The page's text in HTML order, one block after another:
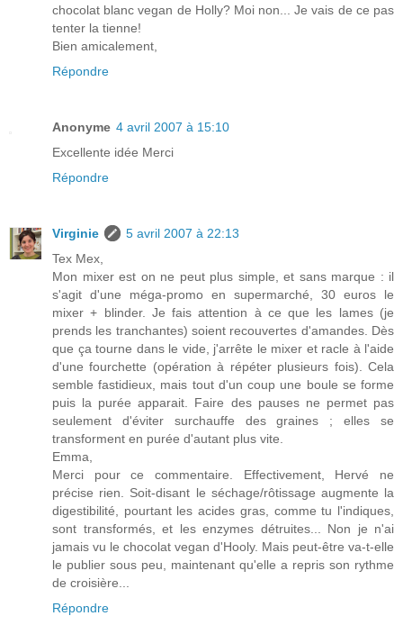
chocolat blanc vegan de Holly? Moi non... Je vais de ce pas
tenter la tienne!
Bien amicalement,
Répondre
Anonyme 4 avril 2007 à 15:10
Excellente idée Merci
Répondre
Virginie
5 avril 2007 à 22:13
Tex Mex,
Mon mixer est on ne peut plus simple, et sans marque : il
s'agit d'une méga-promo en supermarché, 30 euros le
mixer + blinder. Je fais attention à ce que les lames (je
prends les tranchantes) soient recouvertes d'amandes. Dès
que ça tourne dans le vide, j'arrête le mixer et racle à l'aide
d'une fourchette (opération à répéter plusieurs fois). Cela
semble fastidieux, mais tout d'un coup une boule se forme
puis la purée apparait. Faire des pauses ne permet pas
seulement d'éviter surchauffe des graines ; elles se
transforment en purée d'autant plus vite.
Emma,
Merci pour ce commentaire. Effectivement, Hervé ne
précise rien. Soit-disant le séchage/rôtissage augmente la
digestibilité, pourtant les acides gras, comme tu l'indiques,
sont transformés, et les enzymes détruites... Non je n'ai
jamais vu le chocolat vegan d'Hooly. Mais peut-être va-t-elle
le publier sous peu, maintenant qu'elle a repris son rythme
de croisière...
Répondre